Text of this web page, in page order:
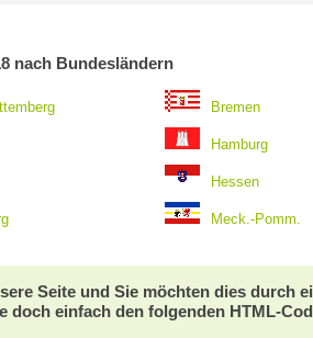
nach Bundesländern
Bremen
Hamburg
Hessen
Meck.-Pomm.
Seite und Sie möchten dies durch
doch einfach den folgenden HTML-